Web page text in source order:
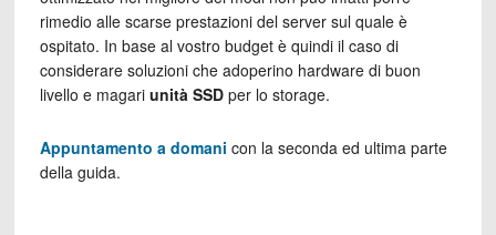
rimedio alle scarse prestazioni del server sul quale è
ospitato. In base al vostro budget è quindi il caso di
considerare soluzioni che adoperino hardware di buon
livello e magari unità SSDper lo storage.
Appuntamento a domani con la seconda ed ultima parte
della guida.